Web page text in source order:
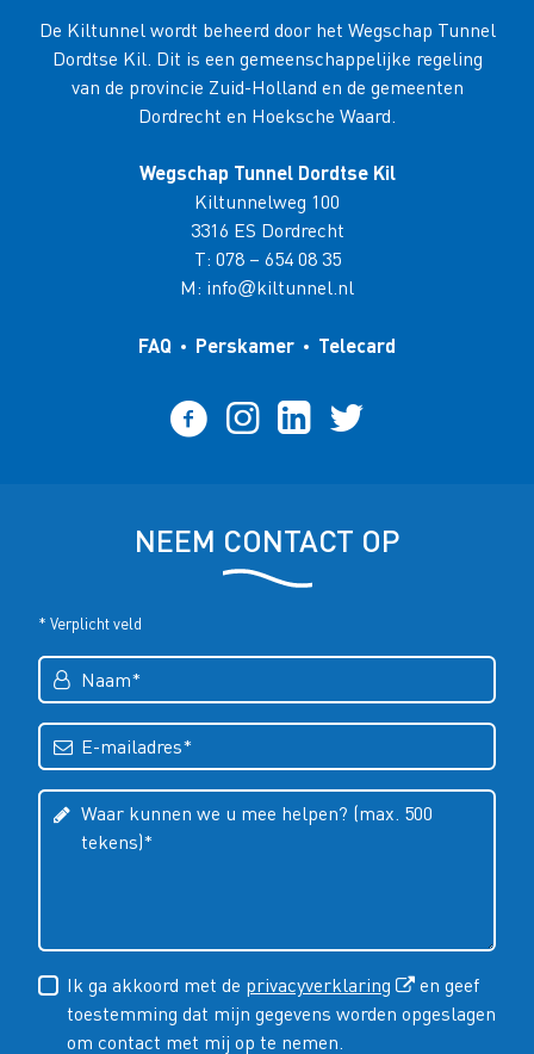
De Kiltunnel wordt beheerd door het Wegschap Tunnel
Dordtse Kil. Dit is een gemeenschappelijke regeling
van de provincie Zuid-Holland en de gemeenten
Dordrecht en Hoeksche Waard.
Wegschap Tunnel Dordtse Kil
Kiltunnelweg 100
3316 ES Dordrecht
T: 078 – 654 08 35
M: info@kiltunnel.nl
FAQ Perskamer Telecard
NEEM CONTACT OP
* Verplicht veld
Ik ga akkoord met de privacyverklaring
en geef
toestemming dat mijn gegevens worden opgeslagen
om contact met mij op te nemen.